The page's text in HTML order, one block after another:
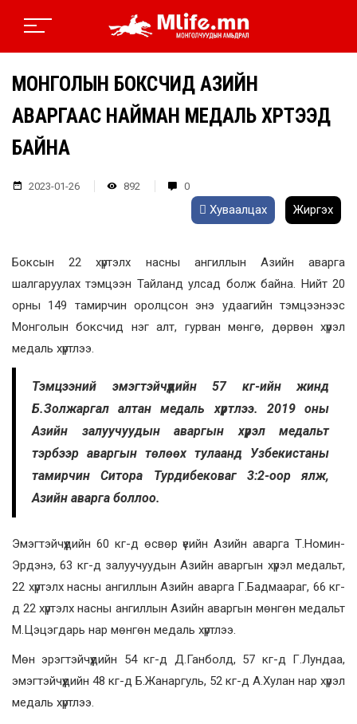
МОНГОЛЫН БОКСЧИД АЗИЙН
АВАРГААС НАЙМАН МЕДАЛЬ ХҮРТЭЭД
БАЙНА
2023-01-26 892 0
Хуваалцах Жиргэх
Боксын 22 хүртэлх насны ангиллын Азийн аварга
шалгаруулах тэмцээн Тайланд улсад болж байна. Нийт 20
орны 149 тамирчин оролцсон энэ удаагийн тэмцээнээс
Монголын боксчид нэг алт, гурван мөнгө, дөрвөн хүрэл
медаль хүртлээ.
Тэмцээний эмэгтэйчүүдийн 57 кг-ийн жинд
Б.Золжаргал алтан медаль хүртлээ. 2019 оны
Азийн залуучуудын аваргын хүрэл медальт
тэрбээр аваргын төлөөх тулаанд Узбекистаны
тамирчин Ситора Турдибековаг 3:2-оор ялж,
Азийн аварга боллоо.
Эмэгтэйчүүдийн 60 кг-д өсвөр үеийн Азийн аварга Т.Номин-
Эрдэнэ, 63 кг-д залуучуудын Азийн аваргын хүрэл медальт,
22 хүртэлх насны ангиллын Азийн аварга Г.Бадмаараг, 66 кг-
д 22 хүртэлх насны ангиллын Азийн аваргын мөнгөн медальт
М.Цэцэгдарь нар мөнгөн медаль хүртлээ.
Мөн эрэгтэйчүүдийн 54 кг-д Д.Ганболд, 57 кг-д Г.Лундаа,
эмэгтэйчүүдийн 48 кг-д Б.Жанаргуль, 52 кг-д А.Хулан нар хүрэл
медаль хүртлээ.